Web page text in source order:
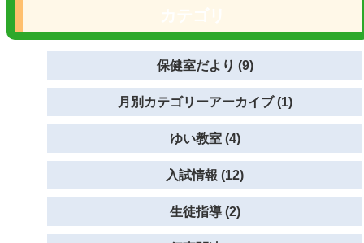
保健室だより (9)
月別カテゴリーアーカイブ (1)
ゆい教室 (4)
入試情報 (12)
生徒指導 (2)